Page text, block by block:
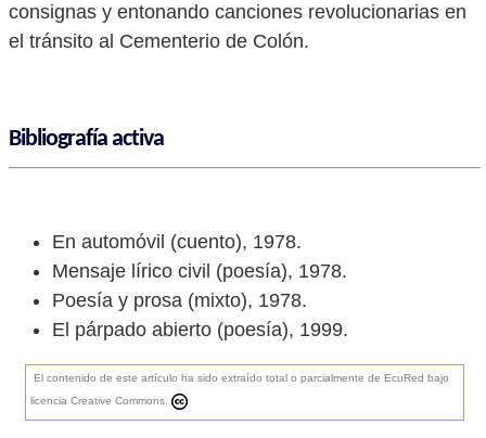
consignas y entonando canciones revolucionarias en
el tránsito al Cementerio de Colón.
Bibliografía activa
En automóvil (cuento), 1978.
Mensaje lírico civil (poesía), 1978.
Poesía y prosa (mixto), 1978.
El párpado abierto (poesía), 1999.
El contenido de este artículo ha sido extraído total o parcialmente de EcuRed bajo
licencia Creative Commons.